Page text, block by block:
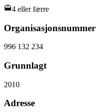
4 eller færre
Organisasjonsnummer
996 132 234
Grunnlagt
2010
Adresse